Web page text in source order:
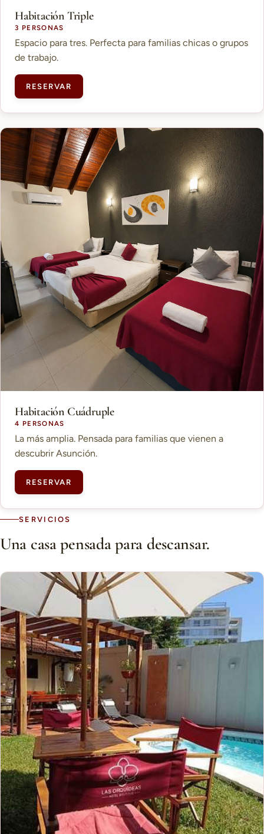
Habitación Triple
3 PERSONAS
Espacio para tres. Perfecta para familias chicas o grupos
de trabajo.
RESERVAR
Habitación Cuádruple
4 PERSONAS
La más amplia. Pensada para familias que vienen a
descubrir Asunción.
RESERVAR
SERVICIOS
Una casa pensada para descansar.